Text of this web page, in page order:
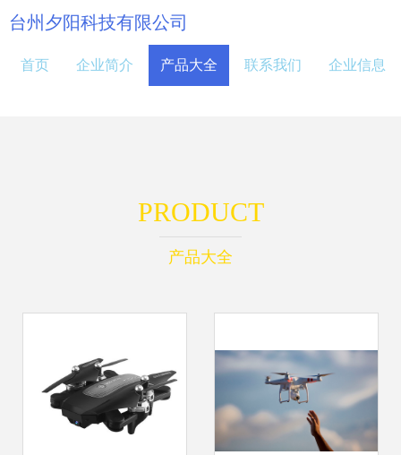
台州夕阳科技有限公司
首页 企业简介 产品大全 联系我们 企业信息
PRODUCT
产品大全